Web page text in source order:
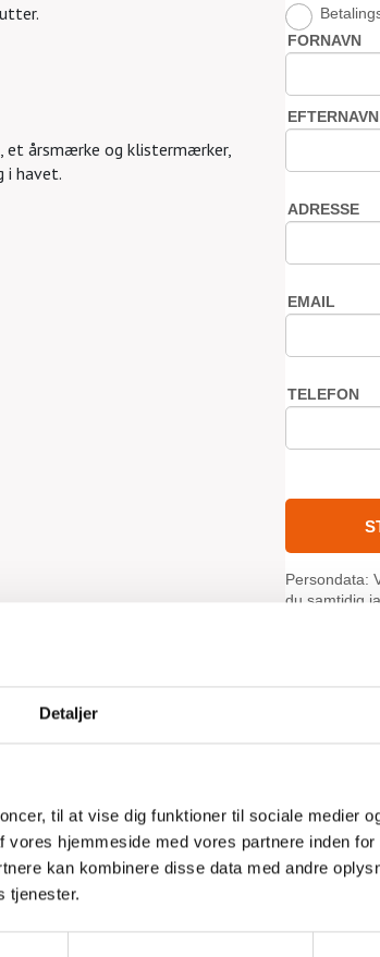
Detaljer
til at vise dig funktioner til sociale medier
hjemmeside med vores partnere inden for
kan kombinere disse data med andre
tjenester.
et årsmærke og klistermærker,
i havet.
UDFØRT AFDSRS LØGSTØR